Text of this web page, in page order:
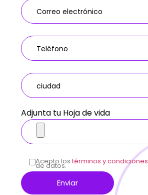
Adjunta tu Hoja de vida
Acepto los términos y condiciones
de datos.